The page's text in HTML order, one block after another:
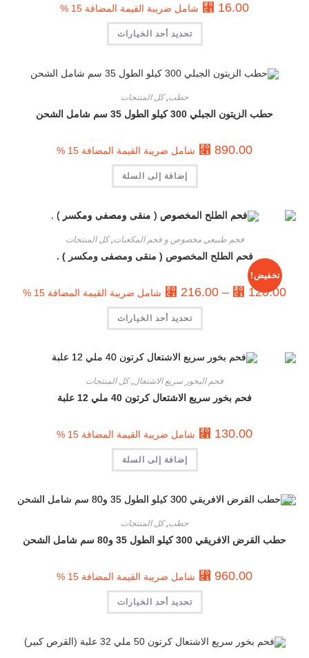
⃁ 16.00 شامل ضريبة القيمة المضافة 15 %
تحديد أحد الخيارات
حطب,كل المنتجات
حطب الزيتون الجبلي 300 كيلو الطول 35 سم شامل الشحن
⃁ 890.00 شامل ضريبة القيمة المضافة 15 %
إضافة إلى السلة
تخفيض!
فحم طبيعي مخصوص و فحم المكعبات ,كل المنتجات
فحم الطلح المخصوص ( منقى ومصفى ومكسر ) .
⃁ 120.00
–
⃁ 216.00 شامل ضريبة القيمة المضافة 15 %
تحديد أحد الخيارات
فحم البخور سريع الاشتعال,كل المنتجات
فحم بخور سريع الاشتعال كرتون 40 ملي 12 علبة
⃁ 130.00 شامل ضريبة القيمة المضافة 15 %
إضافة إلى السلة
حطب,كل المنتجات
حطب القرض الافريقي 300 كيلو الطول 35 و80 سم شامل الشحن
⃁ 960.00 شامل ضريبة القيمة المضافة 15 %
تحديد أحد الخيارات